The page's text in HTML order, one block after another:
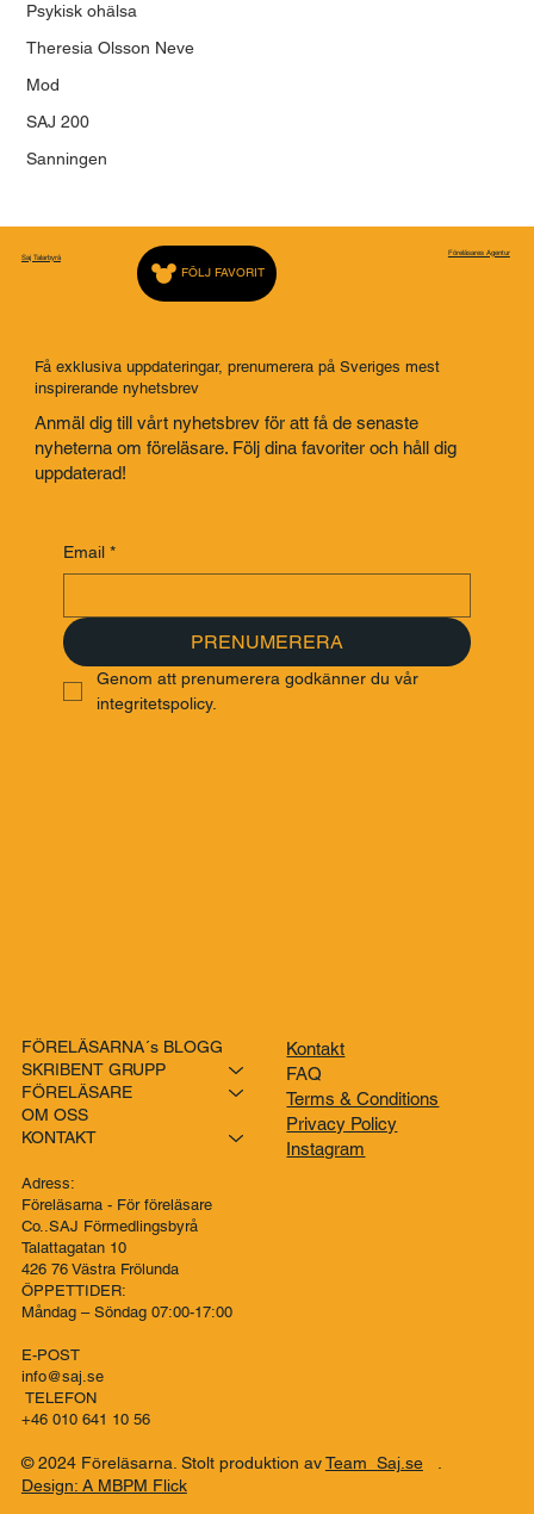
Psykisk ohälsa
Theresia Olsson Neve
Mod
SAJ 200
Sanningen
Saj Talarbyrå Föreläsares Agentur
FÖLJ FAVORIT
Få exklusiva uppdateringar, prenumerera på Sveriges mest
inspirerande nyhetsbrev
Anmäl dig till vårt nyhetsbrev för att få de senaste
nyheterna om föreläsare. Följ dina favoriter och håll dig
uppdaterad!
Email *
PRENUMERERA
Genom att prenumerera godkänner du vår
integritetspolicy.
FÖRELÄSARNA´s BLOGG
SKRIBENT GRUPP
FÖRELÄSARE
OM OSS
KONTAKT
Adress:
Föreläsarna - För föreläsare
Co..SAJ Förmedlingsbyrå
Talattagatan 10
426 76 Västra Frölunda
ÖPPETTIDER:
Måndag – Söndag 07:00-17:00
E-POST
info@saj.se
TELEFON
+46 010 641 10 56
Kontakt
FAQ
Terms & Conditions
Privacy Policy
Instagram
© 2024 Föreläsarna. Stolt produktion avTeam Saj.se.
Design: A MBPM Flick